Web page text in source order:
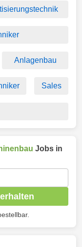
Anlagenbau
Sales
Jobs in